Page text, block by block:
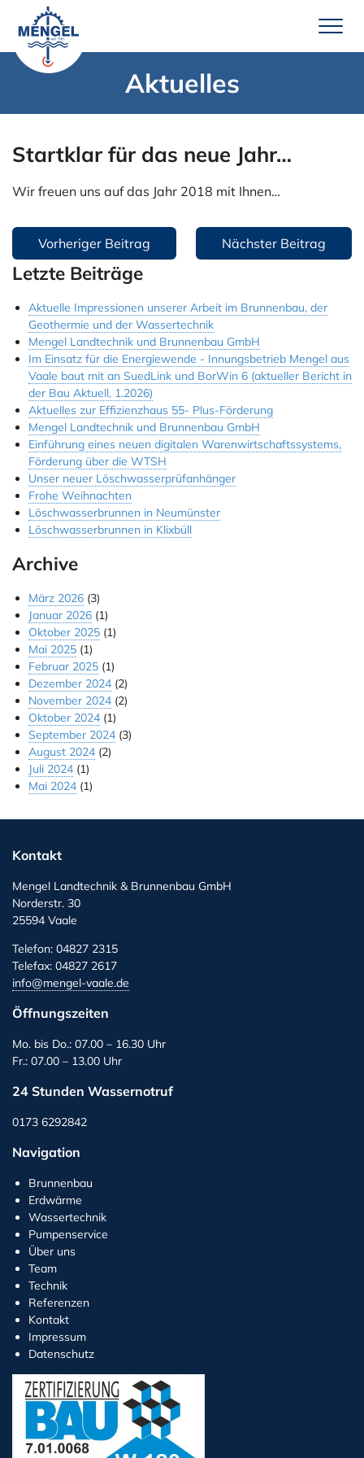
Inhalt
springen
Erdwärme
Wassertechnik
Pumpenservice
Unternehmen
Team Mengel
Technik
Jobs & Ausbildung
Referenzen
Kontakt
Instagram
Aktuelles
Startklar für das neue Jahr…
Wir freuen uns auf das Jahr 2018 mit Ihnen…
Beitragsnavigation
Vorheriger Beitrag Nächster Beitrag
Letzte Beiträge
Aktuelle Impressionen unserer Arbeit im Brunnenbau, der
Geothermie und der Wassertechnik
Mengel Landtechnik und Brunnenbau GmbH
Im Einsatz für die Energiewende - Innungsbetrieb Mengel aus
Vaale baut mit an SuedLink und BorWin 6 (aktueller Bericht in
der Bau Aktuell, 1.2026)
Aktuelles zur Effizienzhaus 55- Plus-Förderung
Mengel Landtechnik und Brunnenbau GmbH
Einführung eines neuen digitalen Warenwirtschaftssystems,
Förderung über die WTSH
Unser neuer Löschwasserprüfanhänger
Frohe Weihnachten
Löschwasserbrunnen in Neumünster
Löschwasserbrunnen in Klixbüll
Archive
März 2026 (3)
Januar 2026 (1)
Oktober 2025 (1)
Mai 2025 (1)
Februar 2025 (1)
Dezember 2024 (2)
November 2024 (2)
Oktober 2024 (1)
September 2024 (3)
August 2024 (2)
Juli 2024 (1)
Mai 2024 (1)
Kontakt
Mengel Landtechnik & Brunnenbau GmbH
Norderstr. 30
25594 Vaale
Telefon: 04827 2315
Telefax: 04827 2617
info@mengel-vaale.de
Öffnungszeiten
Mo. bis Do.: 07.00 – 16.30 Uhr
Fr.: 07.00 – 13.00 Uhr
24 Stunden Wassernotruf
0173 6292842
Navigation
Brunnenbau
Erdwärme
Wassertechnik
Pumpenservice
Über uns
Team
Technik
Referenzen
Kontakt
Impressum
Datenschutz